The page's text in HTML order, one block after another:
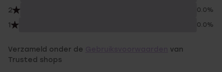
2 0.0%
1 0.0%
Verzameld onder de
van
Trusted shops